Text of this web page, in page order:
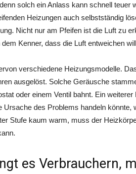
solch ein Anlass kann schnell
Heizungen auch selbstständig
Nicht nur am Pfeifen ist die Luft zu
Kenner, dass die Luft entweichen
verschiedene Heizungsmodelle.
ausgelöst. Solche Geräusche
oder einem Ventil bahnt. Ein
Ursache des Problems handeln
Stufe kaum warm, muss der
es Verbrauchern,